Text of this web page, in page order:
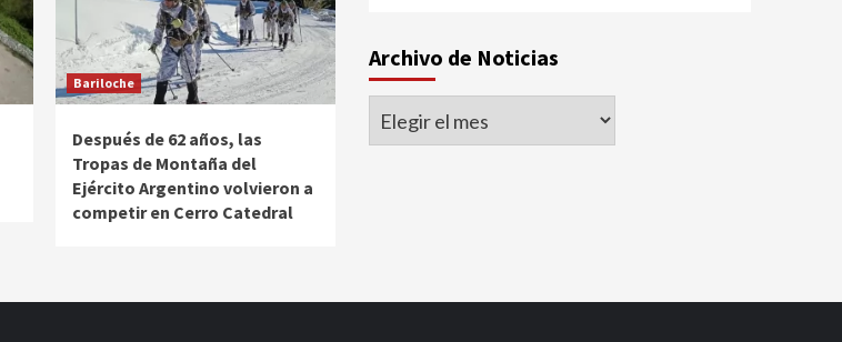
Bariloche
Después de 62 años, las
Tropas de Montaña del
Ejército Argentino volvieron a
competir en Cerro Catedral
Archivo de Noticias
Archivo